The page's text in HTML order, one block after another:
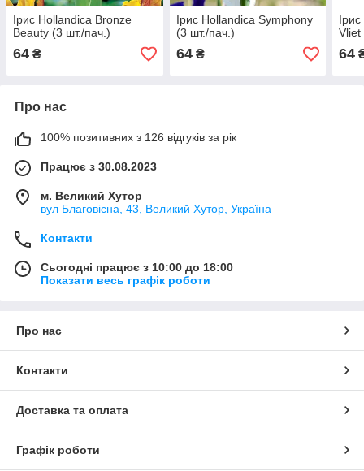
Ірис Hollandica Bronze
Beauty (3 шт./пач.)
64 ₴
Ірис Hollandica Symphony
(3 шт./пач.)
64₴
Vliet
64
Про нас
100% позитивних з 126 відгуків за рік
Працює з 30.08.2023
м. Великий Хутор
вул Благовісна, 43, Великий Хутор, Україна
Контакти
Сьогодні працює з 10:00 до 18:00
Показати весь графік роботи
Про нас
Контакти
Доставка та оплата
Графік роботи